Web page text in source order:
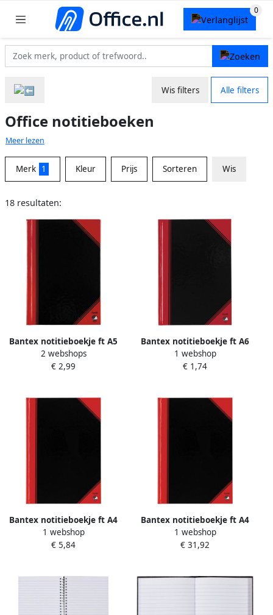
Wis filters Alle filters
Office notitieboeken
Meer lezen
Merk 1 Kleur Prijs Sorteren Wis
18 resultaten:
Bantex notitieboekje ft A5
192 bladzijden gelijnd rood
en zwart 6 stuks
2 webshops
€ 2,99
Bantex notitieboekje ft A6
192 bladzijden gelijnd rood
en zwart 6 stuks
1 webshop
€ 1,74
Bantex notitieboekje ft A4
192 bladzijden gelijnd rood
en zwart 6 stuks
1 webshop
€ 5,84
Bantex notitieboekje ft A4
192 bladzijden gelijnd rood
en zwart 6 stuks
1 webshop
€ 31,92